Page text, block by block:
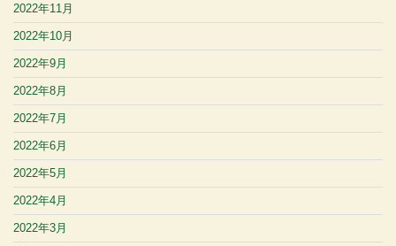
2022年11月
2022年10月
2022年9月
2022年8月
2022年7月
2022年6月
2022年5月
2022年4月
2022年3月